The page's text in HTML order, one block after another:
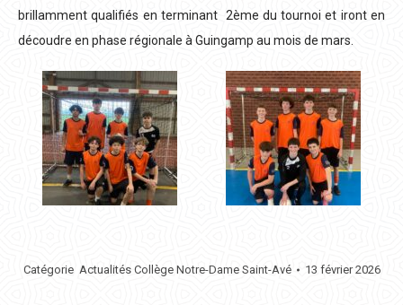
brillamment qualifiés en terminant 2ème du tournoi et iront en
découdre en phase régionale à Guingamp au mois de mars.
Catégorie Actualités Collège Notre-Dame Saint-Avé 13 février 2026